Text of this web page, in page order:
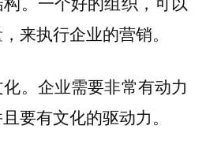
来执行企业的营销。
化。企业需要非常有动力
要有文化的驱动力。